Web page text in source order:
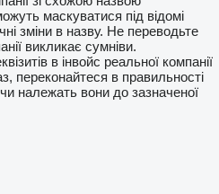
маскуватися під відомі
зміни в назву. Не переводьте
викликає сумніви.
в інвойс реальної компанії
переконайтеся в правильності
чи належать вони до зазначеної